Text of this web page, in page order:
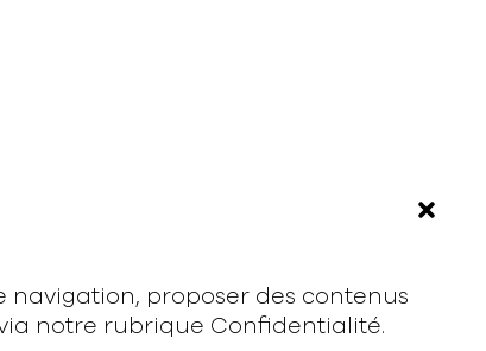
navigation, proposer des contenus
notre rubrique Confidentialité.
Rodmusic, le média avant-coureur de